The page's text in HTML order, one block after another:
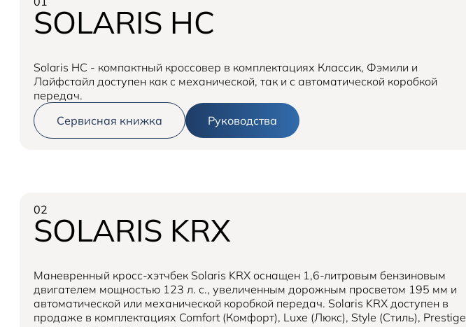
SOLARIS HC
Solaris HC - компактный кроссовер в комплектациях Классик, Фэмили и
Лайфстайл доступен как с механической, так и с автоматической коробкой
передач.
Сервисная книжка
Руководства
02
SOLARIS KRX
Маневренный кросс-хэтчбек Solaris KRX оснащен 1,6-литровым бензиновым
двигателем мощностью 123 л. с., увеличенным дорожным просветом 195 мм и
автоматической или механической коробкой передач. Solaris KRX доступен в
продаже в комплектациях Comfort (Комфорт), Luxe (Люкс), Style (Стиль), Prestige